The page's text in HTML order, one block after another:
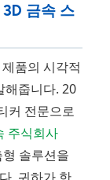
금속 스
품의 시각적
해줍니다. 20
커 전문으로
주식회사
솔루션을